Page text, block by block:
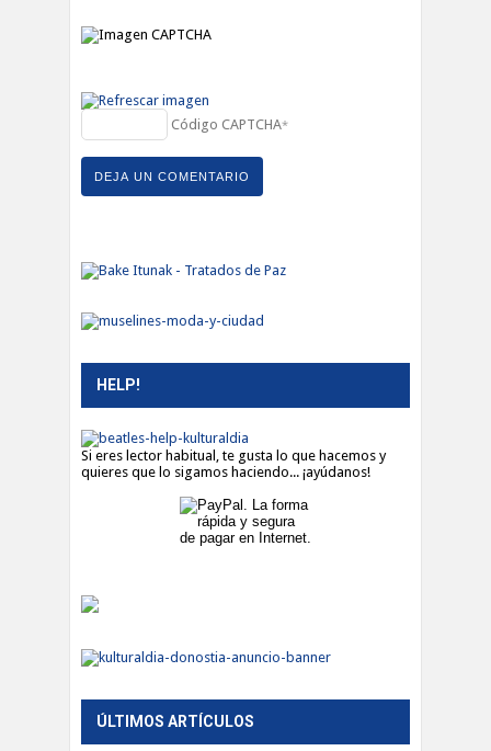
Código CAPTCHA*
HELP!
Si eres lector habitual, te gusta lo que hacemos y
quieres que lo sigamos haciendo... ¡ayúdanos!
ÚLTIMOS ARTÍCULOS